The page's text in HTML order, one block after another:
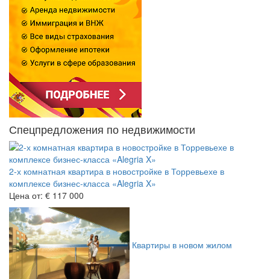
Спецпредложения по недвижимости
2-х комнатная квартира в новостройке в Торревьехе в
комплексе бизнес-класса «Alegria X»
Цена от: € 117 000
Квартиры в новом жилом